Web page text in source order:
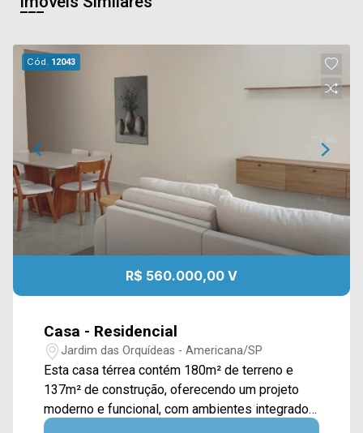
Cód. 12043
R$ 560.000,00 V
Casa - Residencial
Jardim das Orquídeas - Americana/SP
Esta casa térrea contém 180m² de terreno e
137m² de construção, oferecendo um projeto
moderno e funcional, com ambientes integrados
que proporcionam conforto e praticidade para o